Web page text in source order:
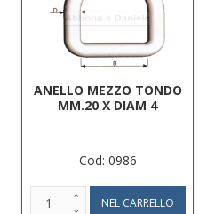
ANELLO MEZZO TONDO
MM.20 X DIAM 4
Cod: 0986